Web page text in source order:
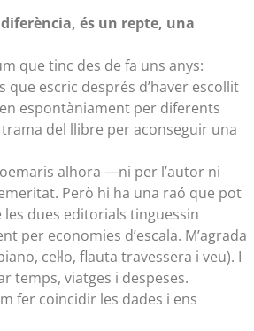
és un repte, una
que tinc des de fa uns anys:
escric després d’haver escollit
espontàniament per diferents
del llibre per aconseguir una
alhora —ni per l’autor ni
Però hi ha una raó que pot
dues editorials tinguessin
per economies d’escala. M’agrada
cel·lo, flauta travessera i veu). I
temps, viatges i despeses.
fer coincidir les dades i ens